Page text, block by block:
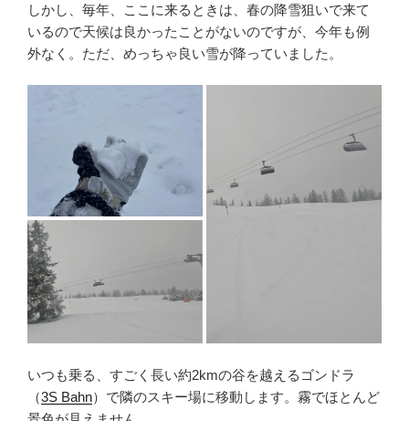
しかし、毎年、ここに来るときは、春の降雪狙いで来て
いるので天候は良かったことがないのですが、今年も例
外なく。ただ、めっちゃ良い雪が降っていました。
いつも乗る、すごく長い約2kmの谷を越えるゴンドラ
（3S Bahn）で隣のスキー場に移動します。霧でほとんど